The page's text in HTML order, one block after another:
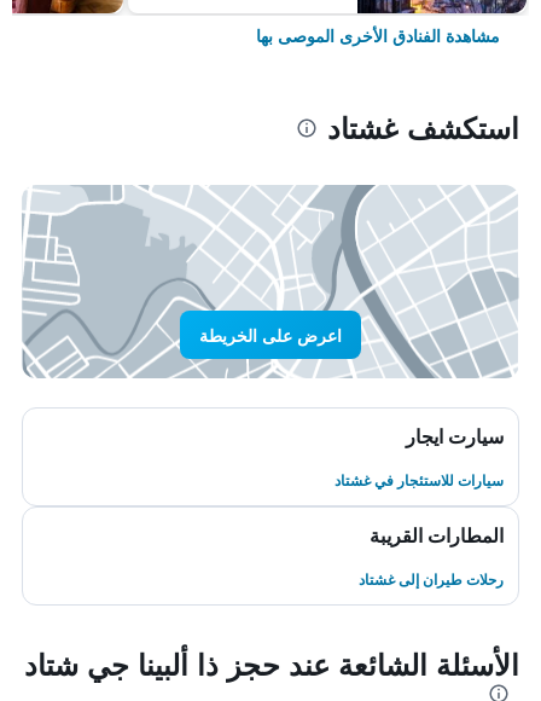
مشاهدة الفنادق الأخرى الموصى بها
استكشف غشتاد
اعرض على الخريطة
سيارت ايجار
سيارات للاستئجار في غشتاد
المطارات القريبة
رحلات طيران إلى غشتاد
الأسئلة الشائعة عند حجز ذا ألبينا جي شتاد